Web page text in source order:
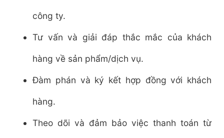
công ty.
Tư vấn và giải đáp thắc mắc của khách
hàng về sản phẩm/dịch vụ.
Đàm phán và ký kết hợp đồng với khách
hàng.
Theo dõi và đảm bảo việc thanh toán từ